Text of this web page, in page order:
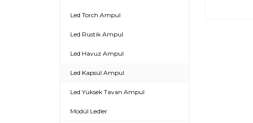
Led Torch Ampul
Led Rustik Ampul
Led Havuz Ampul
Led Kapsül Ampul
Led Yüksek Tavan Ampul
Modül Ledler